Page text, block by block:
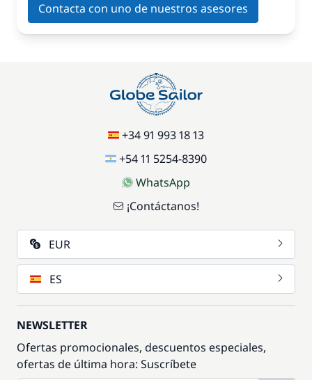
Contacta con uno de nuestros asesores
+34 91 993 18 13
+54 11 5254-8390
WhatsApp
¡Contáctanos!
EUR
ES
NEWSLETTER
Ofertas promocionales, descuentos especiales,
ofertas de última hora: Suscríbete